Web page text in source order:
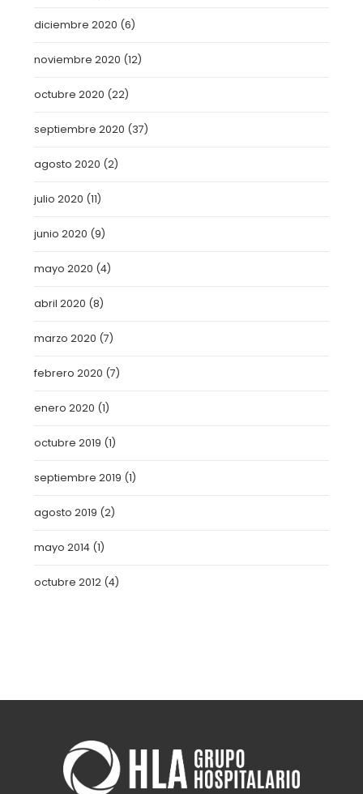
diciembre 2020 (6)
noviembre 2020 (12)
octubre 2020 (22)
septiembre 2020 (37)
agosto 2020 (2)
julio 2020 (11)
junio 2020 (9)
mayo 2020 (4)
abril 2020 (8)
marzo 2020 (7)
febrero 2020 (7)
enero 2020 (1)
octubre 2019 (1)
septiembre 2019 (1)
agosto 2019 (2)
mayo 2014 (1)
octubre 2012 (4)